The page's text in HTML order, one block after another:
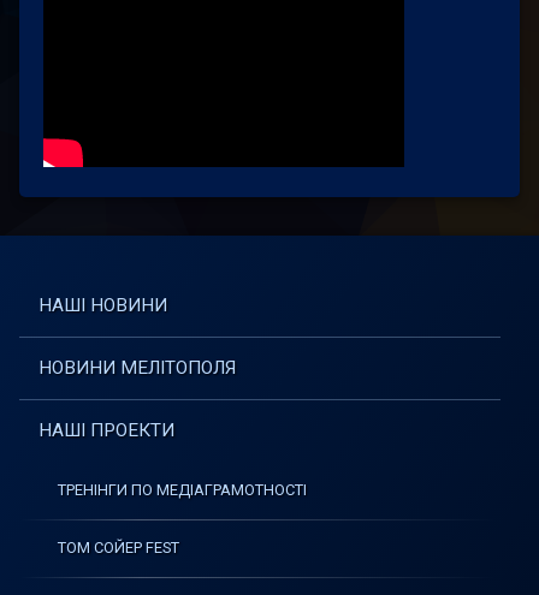
НАШІ НОВИНИ
НОВИНИ МЕЛІТОПОЛЯ
НАШІ ПРОЕКТИ
ТРЕНІНГИ ПО МЕДІАГРАМОТНОСТІ
ТОМ СОЙЕР FEST